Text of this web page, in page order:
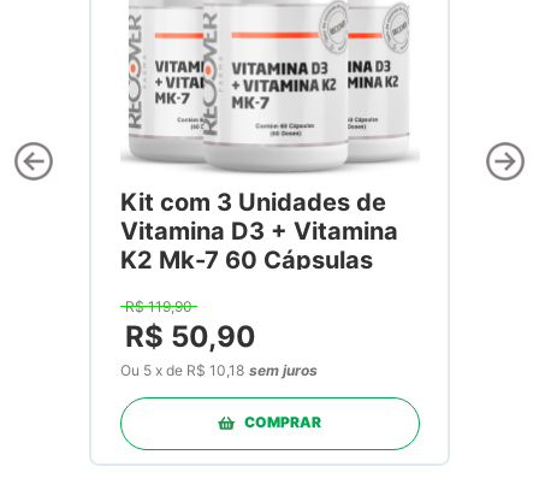
Kit com 3 Unidades de
Vitamina D3 + Vitamina
K2 Mk-7 60 Cápsulas
R$ 119,90
R$ 50,90
Ou 5 xde R$ 10,18 sem juros
COMPRAR